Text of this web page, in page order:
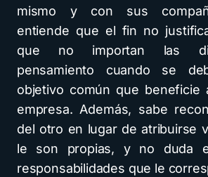
mismo y con sus
entiende que el fin no
que no importan las
pensamiento cuando se
objetivo común que beneficie
empresa. Además, sabe
del otro en lugar de atribuirse
le son propias, y no duda
responsabilidades que le